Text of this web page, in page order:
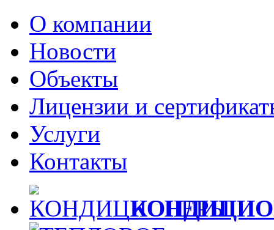
О компании
Новости
Объекты
Лицензии и
Услуги
Контакты